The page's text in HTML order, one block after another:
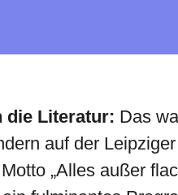
die Literatur: Das
auf der
„Alles außer